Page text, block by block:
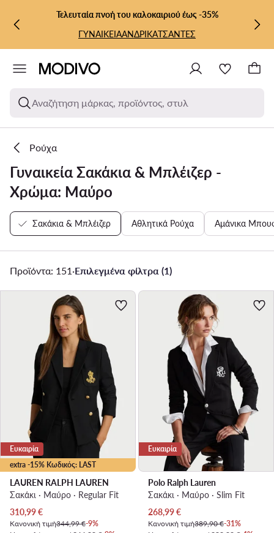
ΜΕΤΆΒΑΣΗ ΣΤΟ ΚΎΡΙΟ ΠΕΡΙΕΧΌΜΕΝΟ
ΜΕΤΆΒΑΣΗ ΣΤΗΝ ΑΝΑΖΉΤΗΣΗ
Τελευταία πνοή του καλοκαιριού έως -35%
ΓΥΝΑΙΚΕΙΑΑΝΔΡΙΚΑΤΣΑΝΤΕΣ
Αναζήτηση μάρκας, προϊόντος, στυλ
Ρούχα
Γυναικεία Σακάκια & Μπλέιζερ -
Χρώμα: Μαύρο
Σακάκια & Μπλέιζερ Αθλητικά Ρούχα Αμάνικα
Προϊόντα: 151 ·Επιλεγμένα φίλτρα (1)
extra -15% Κωδικός: LAST
Ευκαιρία
LAUREN RALPH LAUREN
Σακάκι · Μαύρο · Regular Fit
Τρέχουσα τιμή
310,99€
Κανονική τιμή344,99 €-9%
Ευκαιρία
Polo Ralph Lauren
Σακάκι · Μαύρο · Slim Fit
Τρέχουσα τιμή
268,99€
Κανονική τιμή389,90 €-31%